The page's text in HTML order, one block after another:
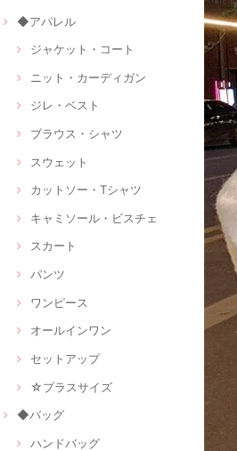
◆アパレル
ジャケット・コート
ニット・カーディガン
ジレ・ベスト
ブラウス・シャツ
スウェット
カットソー・Tシャツ
キャミソール・ビスチェ
スカート
パンツ
ワンピース
オールインワン
セットアップ
☆プラスサイズ
◆バッグ
ハンドバッグ